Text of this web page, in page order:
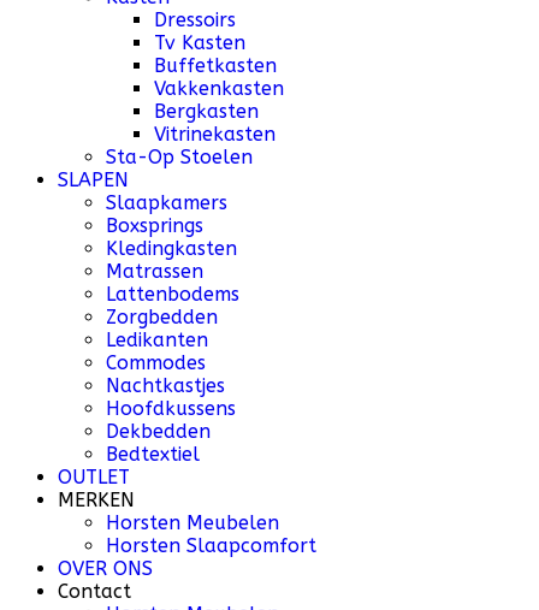
Dressoirs
Tv Kasten
Buffetkasten
Vakkenkasten
Bergkasten
Vitrinekasten
Sta-Op Stoelen
SLAPEN
Slaapkamers
Boxsprings
Kledingkasten
Matrassen
Lattenbodems
Zorgbedden
Ledikanten
Commodes
Nachtkastjes
Hoofdkussens
Dekbedden
Bedtextiel
OUTLET
MERKEN
Horsten Meubelen
Horsten Slaapcomfort
OVER ONS
Contact